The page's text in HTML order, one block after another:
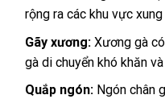
rộng ra các khu vực xung
Gãy xương:Xương gà
gà di chuyển khó khăn
Quắp ngón:Ngón chân